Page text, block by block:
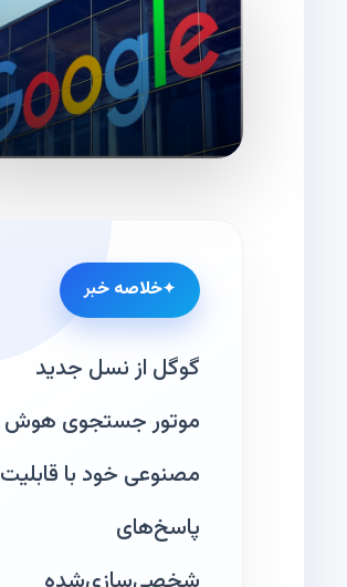
خلاصه خبر
گوگل از نسل جدید
موتور جستجوی هوش
مصنوعی خود با قابلیت
پاسخ‌های